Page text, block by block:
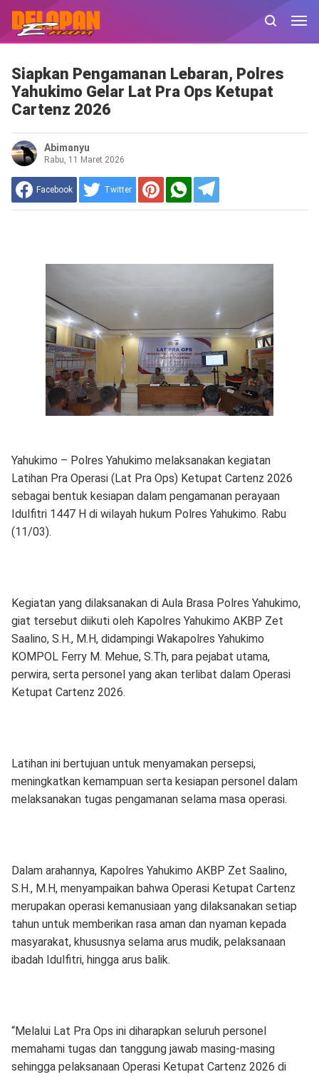
Siapkan Pengamanan Lebaran, Polres
Yahukimo Gelar Lat Pra Ops Ketupat
Cartenz 2026
Abimanyu
Rabu, 11 Maret 2026
Facebook Twitter
Yahukimo – Polres Yahukimo melaksanakan kegiatan
Latihan Pra Operasi (Lat Pra Ops) Ketupat Cartenz 2026
sebagai bentuk kesiapan dalam pengamanan perayaan
Idulfitri 1447 H di wilayah hukum Polres Yahukimo. Rabu
(11/03).
Kegiatan yang dilaksanakan di Aula Brasa Polres Yahukimo,
giat tersebut diikuti oleh Kapolres Yahukimo AKBP Zet
Saalino, S.H., M.H, didampingi Wakapolres Yahukimo
KOMPOL Ferry M. Mehue, S.Th, para pejabat utama,
perwira, serta personel yang akan terlibat dalam Operasi
Ketupat Cartenz 2026.
Latihan ini bertujuan untuk menyamakan persepsi,
meningkatkan kemampuan serta kesiapan personel dalam
melaksanakan tugas pengamanan selama masa operasi.
Dalam arahannya, Kapolres Yahukimo AKBP Zet Saalino,
S.H., M.H, menyampaikan bahwa Operasi Ketupat Cartenz
merupakan operasi kemanusiaan yang dilaksanakan setiap
tahun untuk memberikan rasa aman dan nyaman kepada
masyarakat, khususnya selama arus mudik, pelaksanaan
ibadah Idulfitri, hingga arus balik.
“Melalui Lat Pra Ops ini diharapkan seluruh personel
memahami tugas dan tanggung jawab masing-masing
sehingga pelaksanaan Operasi Ketupat Cartenz 2026 di